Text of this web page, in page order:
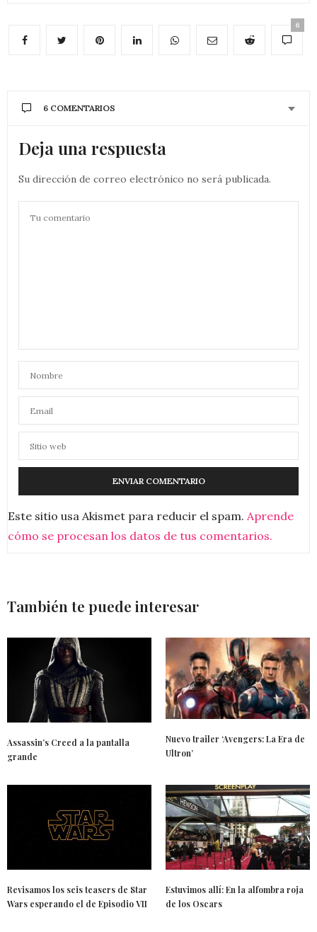
6
6 COMENTARIOS
Deja una respuesta
Su dirección de correo electrónico no será publicada.
Este sitio usa Akismet para reducir el spam. Aprende
cómo se procesan los datos de tus comentarios.
También te puede interesar
Assassin’s Creed a la pantalla
grande
Nuevo trailer ‘Avengers: La Era de
Ultron’
Revisamos los seis teasers de Star
Wars esperando el de Episodio VII
Estuvimos allí: En la alfombra roja
de los Oscars